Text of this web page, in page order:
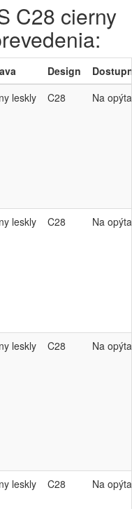
C28 cierny
Design
leskly C28 Na
leskly C28 Na
leskly C28 Na
leskly C28 Na